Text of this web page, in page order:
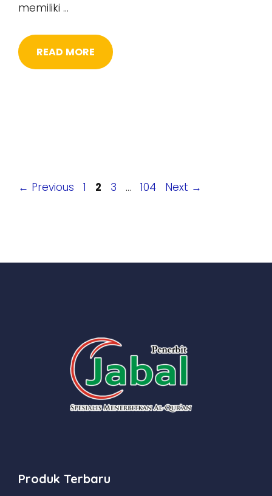
memiliki …
READ MORE
← Previous Page
1 Page
2 Page
3 … Page
104 Next →
Produk Terbaru